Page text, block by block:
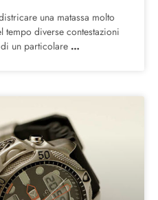
una matassa molto
tempo diverse contestazioni
un particolare